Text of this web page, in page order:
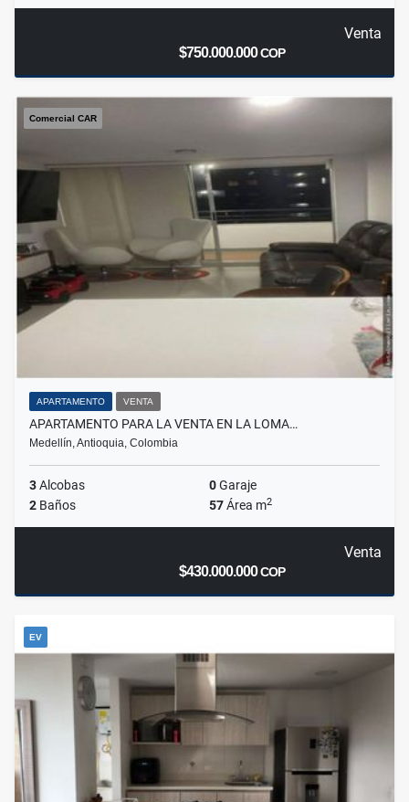
Venta
$750.000.000COP
Comercial CAR
APARTAMENTO VENTA
APARTAMENTO PARA LA VENTA EN LA LOMA…
Medellín, Antioquia, Colombia
3Alcobas 0Garaje
2 Baños 57Área m2
Venta
$430.000.000COP
EV